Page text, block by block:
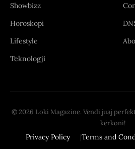
Showbizz
Horoskopi
Lifestyle
Teknologji
© 2026 Loki Magazine. Vendi juaj
kërkoni!
Privacy Policy Terms and